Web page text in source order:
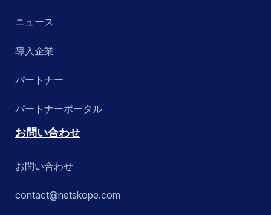
ニュース
導入企業
パートナー
パートナーポータル
お問い合わせ
お問い合わせ
contact@netskope.com